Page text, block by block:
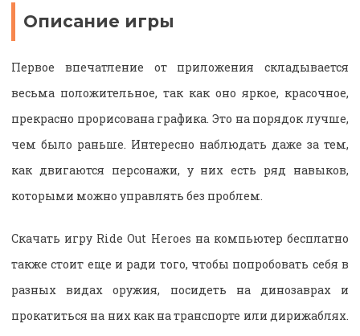
Описание игры
Первое впечатление от приложения складывается
весьма положительное, так как оно яркое, красочное,
прекрасно прорисована графика. Это на порядок лучше,
чем было раньше. Интересно наблюдать даже за тем,
как двигаются персонажи, у них есть ряд навыков,
которыми можно управлять без проблем.
Скачать игру Ride Out Heroes на компьютер бесплатно
также стоит еще и ради того, чтобы попробовать себя в
разных видах оружия, посидеть на динозаврах и
прокатиться на них как на транспорте или дирижаблях.